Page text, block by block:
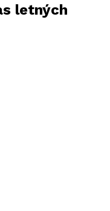
letných